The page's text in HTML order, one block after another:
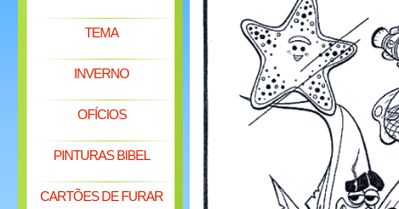
TEMA
INVERNO
OFÍCIOS
PINTURAS BIBEL
CARTÕES DE FURAR